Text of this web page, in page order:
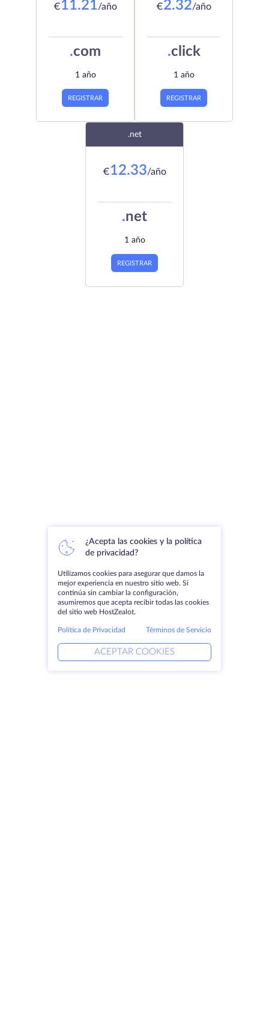
€11.21/año
.com
1 año
REGISTRAR
€2.32/año
.click
1 año
REGISTRAR
.net
€12.33/año
.net
1 año
REGISTRAR
¿Acepta las cookies y la política
de privacidad?
Utilizamos cookies para asegurar que damos la
mejor experiencia en nuestro sitio web. Si
continúa sin cambiar la configuración,
asumiremos que acepta recibir todas las cookies
del sitio web HostZealot.
Política de Privacidad Términos de Servicio
ACEPTAR COOKIES